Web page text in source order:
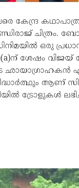
കേന്ദ്ര
ചിത്രം.
ഒരു
ശേഷം
ആണ്
ട്രോളുകൾ